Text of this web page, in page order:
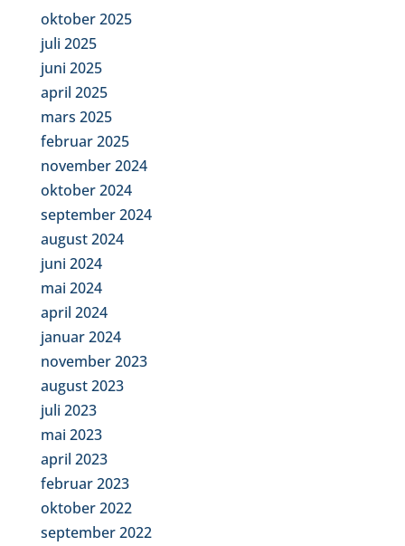
oktober 2025
juli 2025
juni 2025
april 2025
mars 2025
februar 2025
november 2024
oktober 2024
september 2024
august 2024
juni 2024
mai 2024
april 2024
januar 2024
november 2023
august 2023
juli 2023
mai 2023
april 2023
februar 2023
oktober 2022
september 2022